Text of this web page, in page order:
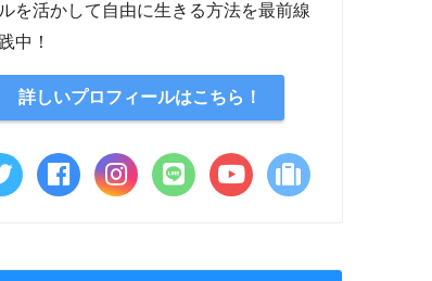
を活かして自由に生きる方法を最前線
中！
詳しいプロフィールはこちら！